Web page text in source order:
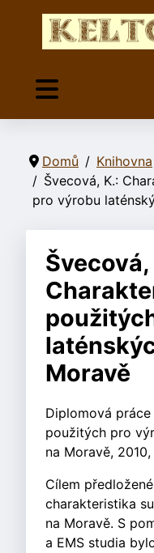
Domů Knihovna
Švecová, K.:
pro výrobu
Švecová,
Moravě
Diplomová
použitých pro
na Moravě,
Cílem
charakteristika
na Moravě. S
a EMS studia